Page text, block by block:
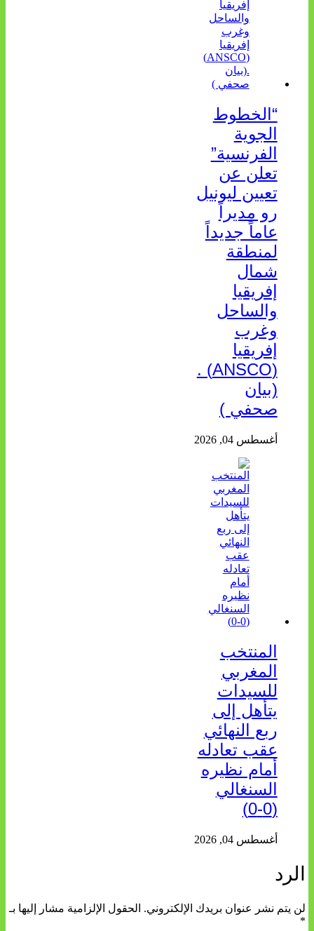
“الخطوط
الجوية
الفرنسية”
تعلن عن
تعيين ليونيل
رو مديراً
عاماً جديداً
لمنطقة
شمال
إفريقيا
والساحل
وغرب
إفريقيا
(ANSCO) .
(بيان
صحفي )
أغسطس 04, 2026
المنتخب
المغربي
للسيدات
يتأهل إلى
ربع النهائي
عقب تعادله
أمام نظيره
السنغالي
أغسطس 04, 2026
الرد
لن يتم نشر عنوان بريدك الإلكتروني. الحقول الإلزامية مشار إليها بـ